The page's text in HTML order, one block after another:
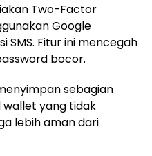
Two-Factor
Google
Fitur ini mencegah
bocor.
sebagian
wallet yang tidak
lebih aman dari